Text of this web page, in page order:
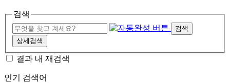
검색
검색
상세검색
결과 내 재검색
인기 검색어